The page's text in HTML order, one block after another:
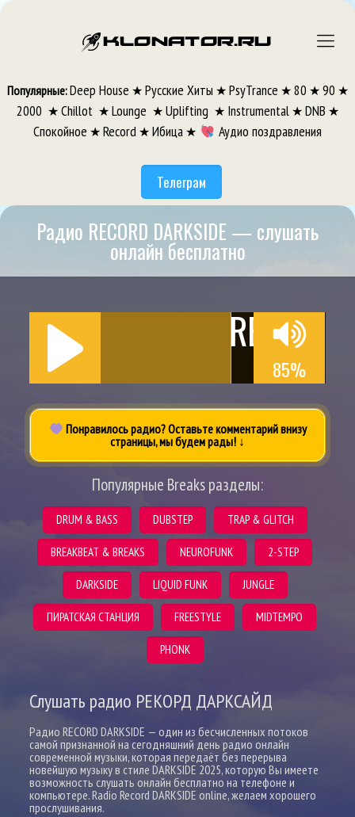
Популярные:Deep House ★ Русские Хиты ★ PsyTrance ★ 80 ★ 90 ★
2000 ★ Chillot ★ Lounge ★ Uplifting ★ Instrumental★ DNB ★
Спокойное ★Record ★Ибица ★ Аудио поздравления
Телеграм
Радио RECORD DARKSIDE — слушать
онлайн бесплатно
RECORD
85%
Понравилось радио? Оставьте комментарий внизу
страницы, мы будем рады! ↓
Популярные Breaks разделы:
DRUM & BASS DUBSTEP TRAP & GLITCH
BREAKBEAT & BREAKS NEUROFUNK 2-STEP
DARKSIDE LIQUID FUNK JUNGLE
ПИРАТСКАЯ СТАНЦИЯ FREESTYLE MIDTEMPO
PHONK
Слушать радио РЕКОРД ДАРКСАЙД
Радио RECORD DARKSIDE — один из бесчисленных потоков
самой признанной на сегодняшний день радио онлайн
современной музыки, которая передаёт без перерыва
новейшую музыку в стиле DARKSIDE 2025, которую Вы имеете
возможность слушать онлайн бесплатно на телефоне и
компьютере. Radio Record DARKSIDE online, желаем хорошего
прослушивания.